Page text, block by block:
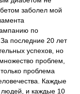
заболел мой
по
последние 20 лет
успехов, но
проблем,
проблема
Каждые
людей, и каждые 10